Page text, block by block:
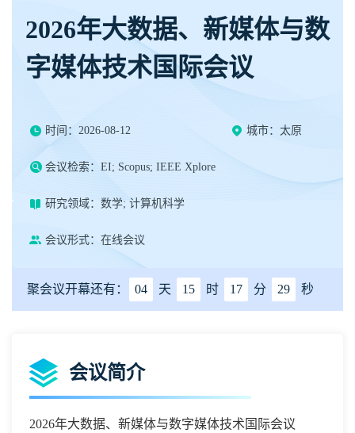
2026年大数据、新媒体与数
字媒体技术国际会议
时间：2026-08-12 城市：太原
会议检索：EI; Scopus; IEEE Xplore
研究领域：数学; 计算机科学
会议形式：在线会议
聚会议开幕还有： 04 天 15 时 17 分 28 秒
会议简介
2026年大数据、新媒体与数字媒体技术国际会议